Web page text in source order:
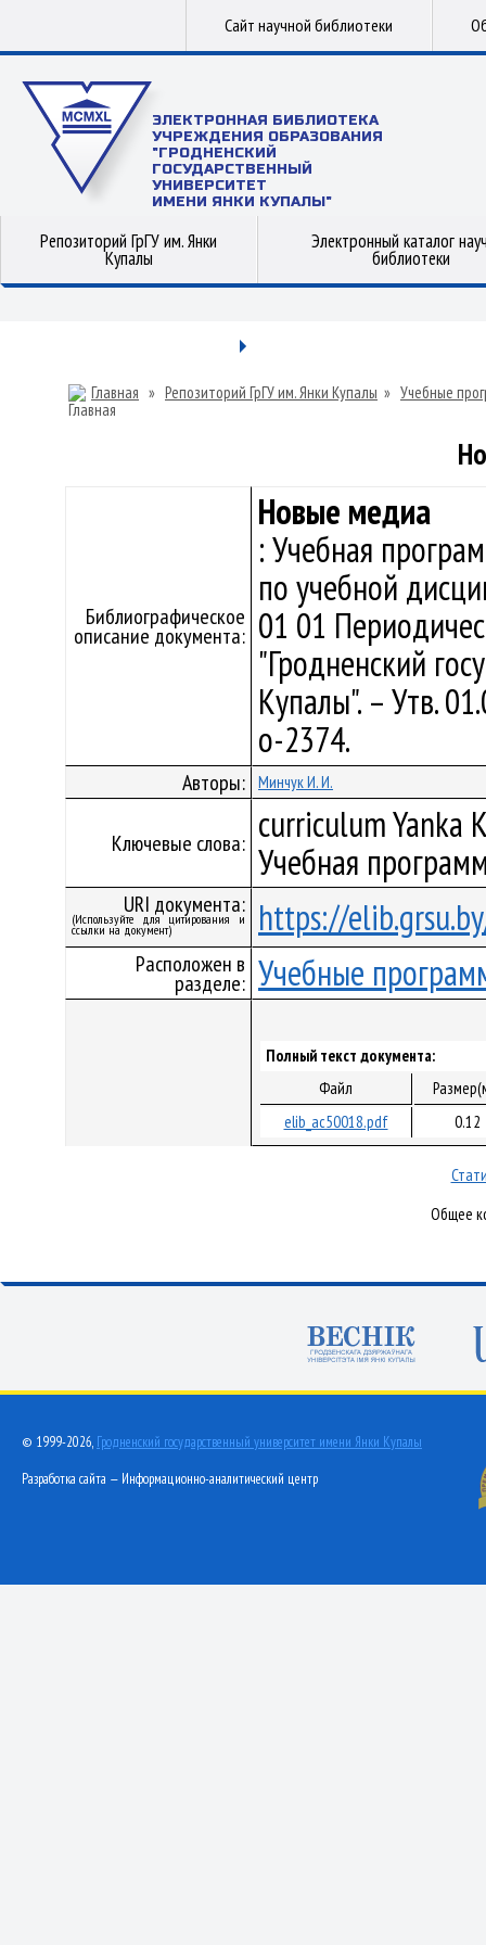
Сайт научной библиотеки
ЭЛЕКТРОННАЯ БИБЛИОТЕКА
УЧРЕЖДЕНИЯ ОБРАЗОВАНИЯ
"ГРОДНЕНСКИЙ
ГОСУДАРСТВЕННЫЙ
УНИВЕРСИТЕТ
ИМЕНИ ЯНКИ КУПАЛЫ"
Репозиторий ГрГУ им. Янки
Купалы
Электронный каталог
библиотеки
Главная » Репозиторий ГрГУ им. Янки Купалы » Учебные
Библиографическое
описание документа:
Новые медиа
: Учебная
по учебной
01 01
"Гродненский
Купалы". – Утв.
о-2374.
Авторы: Минчук И. И.
Ключевые слова: curriculum Yanka
Учебная
URI документа:
(Используйте для цитирования и
ссылки на документ) https://
Расположен в
разделе: Учебные
Полный текст документа:
Файл
elib_ac50018.pdf
0.12
Общее
© 1999-2026, Гродненский государственный университет имени Янки Купалы
Разработка сайта — Информационно-аналитический центр